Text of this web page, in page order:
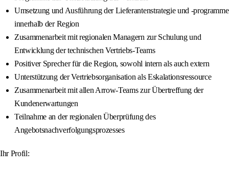
Umsetzung und Ausführung der Lieferantenstrategie und -programme
innerhalb der Region
Zusammenarbeit mit regionalen Managern zur Schulung und
Entwicklung der technischen Vertriebs-Teams
Positiver Sprecher für die Region, sowohl intern als auch extern
Unterstützung der Vertriebsorganisation als Eskalationsressource
Zusammenarbeit mit allen Arrow-Teams zur Übertreffung der
Kundenerwartungen
Teilnahme an der regionalen Überprüfung des
Angebotsnachverfolgungsprozesses
Ihr Profil: